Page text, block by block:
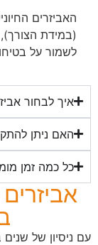
האביזרים
(במידת הצורך),
לשמור על
איך לבחור
האם ניתן
כל כמה זמן
עם ניסיון של